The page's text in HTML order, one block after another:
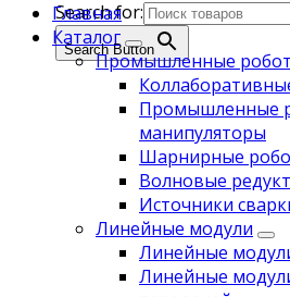
Search for:
Search Button
Главная
Каталог
Промышленные
Промышленные
манипуляторы
Шарнирные
Волновые
Источники
Линейные модули
Линейные
Линейные